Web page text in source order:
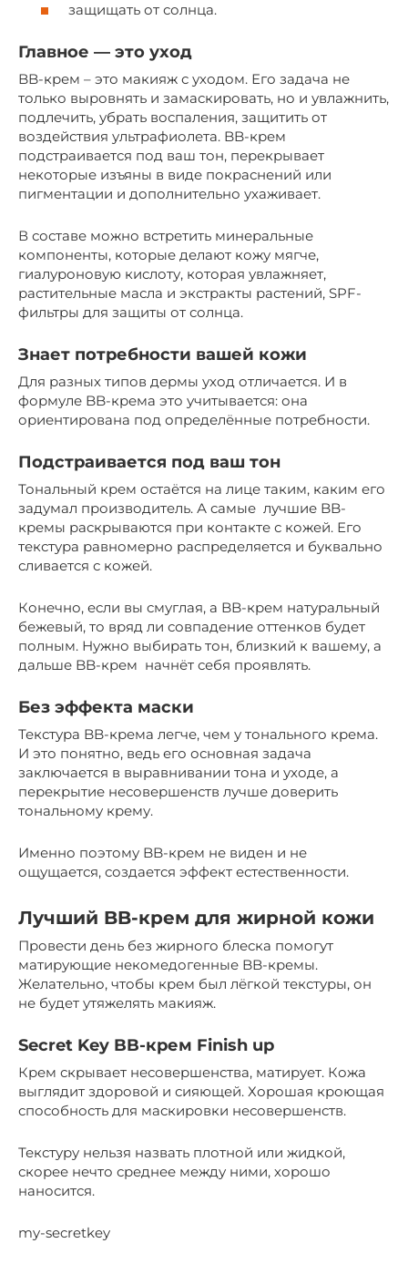
защищать от солнца.
Главное — это уход
BB-крем – это макияж с уходом. Его задача не
только выровнять и замаскировать, но и увлажнить,
подлечить, убрать воспаления, защитить от
воздействия ультрафиолета. BB-крем
подстраивается под ваш тон, перекрывает
некоторые изъяны в виде покраснений или
пигментации и дополнительно ухаживает.
В составе можно встретить минеральные
компоненты, которые делают кожу мягче,
гиалуроновую кислоту, которая увлажняет,
растительные масла и экстракты растений, SPF-
фильтры для защиты от солнца.
Знает потребности вашей кожи
Для разных типов дермы уход отличается. И в
формуле BB-крема это учитывается: она
ориентирована под определённые потребности.
Подстраивается под ваш тон
Тональный крем остаётся на лице таким, каким его
задумал производитель. А самые лучшие BB-
кремы раскрываются при контакте с кожей. Его
текстура равномерно распределяется и буквально
сливается с кожей.
Конечно, если вы смуглая, а BB-крем натуральный
бежевый, то вряд ли совпадение оттенков будет
полным. Нужно выбирать тон, близкий к вашему, а
дальше BB-крем начнёт себя проявлять.
Без эффекта маски
Текстура BB-крема легче, чем у тонального крема.
И это понятно, ведь его основная задача
заключается в выравнивании тона и уходе, а
перекрытие несовершенств лучше доверить
тональному крему.
Именно поэтому BB-крем не виден и не
ощущается, создается эффект естественности.
Лучший BB-крем для жирной кожи
Провести день без жирного блеска помогут
матирующие некомедогенные BB-кремы.
Желательно, чтобы крем был лёгкой текстуры, он
не будет утяжелять макияж.
Secret Key BB-крем Finish up
Крем скрывает несовершенства, матирует. Кожа
выглядит здоровой и сияющей. Хорошая кроющая
способность для маскировки несовершенств.
Текстуру нельзя назвать плотной или жидкой,
скорее нечто среднее между ними, хорошо
наносится.
my-secretkey